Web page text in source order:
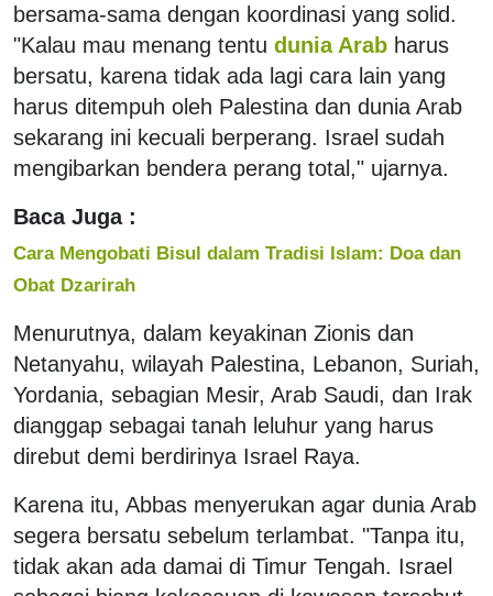
bersama-sama dengan koordinasi yang solid.
"Kalau mau menang tentu dunia Arab harus
bersatu, karena tidak ada lagi cara lain yang
harus ditempuh oleh Palestina dan dunia Arab
sekarang ini kecuali berperang. Israel sudah
mengibarkan bendera perang total," ujarnya.
Baca Juga :
Cara Mengobati Bisul dalam Tradisi Islam: Doa dan
Obat Dzarirah
Menurutnya, dalam keyakinan Zionis dan
Netanyahu, wilayah Palestina, Lebanon, Suriah,
Yordania, sebagian Mesir, Arab Saudi, dan Irak
dianggap sebagai tanah leluhur yang harus
direbut demi berdirinya Israel Raya.
Karena itu, Abbas menyerukan agar dunia Arab
segera bersatu sebelum terlambat. "Tanpa itu,
tidak akan ada damai di Timur Tengah. Israel